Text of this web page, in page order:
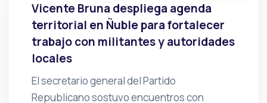
Vicente Bruna despliega agenda
territorial en Ñuble para fortalecer
trabajo con militantes y autoridades
locales
El secretario general del Partido
Republicano sostuvo encuentros con